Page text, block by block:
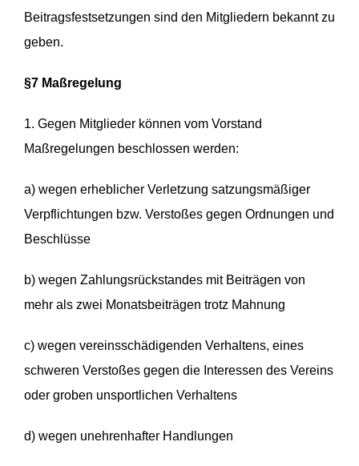
Beitragsfestsetzungen sind den Mitgliedern bekannt zu
geben.
§7 Maßregelung
1. Gegen Mitglieder können vom Vorstand
Maßregelungen beschlossen werden:
a) wegen erheblicher Verletzung satzungsmäßiger
Verpflichtungen bzw. Verstoßes gegen Ordnungen und
Beschlüsse
b) wegen Zahlungsrückstandes mit Beiträgen von
mehr als zwei Monatsbeiträgen trotz Mahnung
c) wegen vereinsschädigenden Verhaltens, eines
schweren Verstoßes gegen die Interessen des Vereins
oder groben unsportlichen Verhaltens
d) wegen unehrenhafter Handlungen